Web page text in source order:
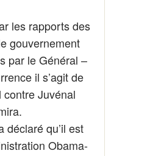
les rapports des
gouvernement
par le Général –
il s’agit de
contre Juvénal
qu’il est
Obama-